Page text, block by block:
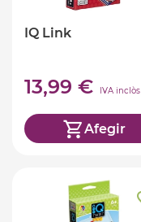
IQ Link
13,99 € IVA inclòs
Afegir